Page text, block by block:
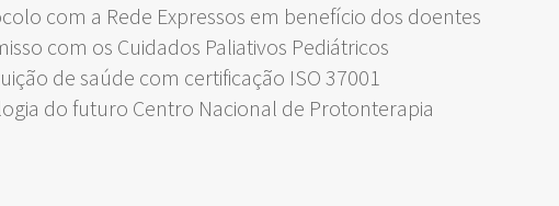
com a Rede Expressos em benefício dos doentes
com os Cuidados Paliativos Pediátricos
de saúde com certificação ISO 37001
do futuro Centro Nacional de Protonterapia